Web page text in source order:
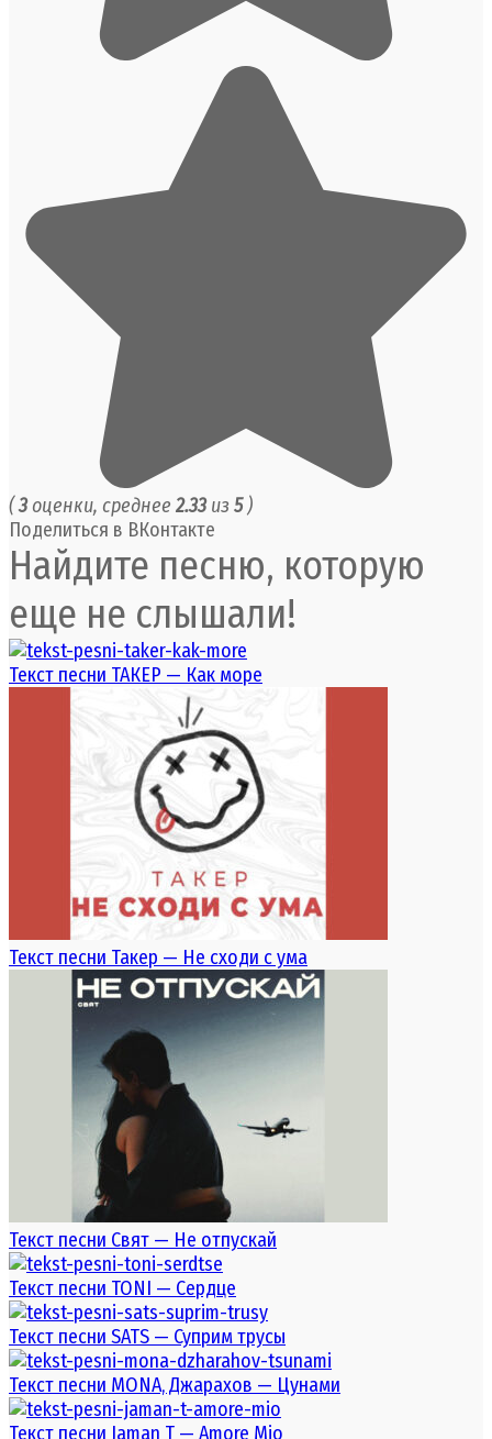
(3оценки, среднее 2.33из 5)
Поделиться в ВКонтакте
Найдите песню, которую
еще не слышали!
Текст песни ТАКЕР — Как море
Текст песни Такер — Не сходи с ума
Текст песни Свят — Не отпускай
Текст песни TONI — Сердце
Текст песни SATS — Суприм трусы
Текст песни MONA, Джарахов — Цунами
Текст песни Jaman T — Amore Mio